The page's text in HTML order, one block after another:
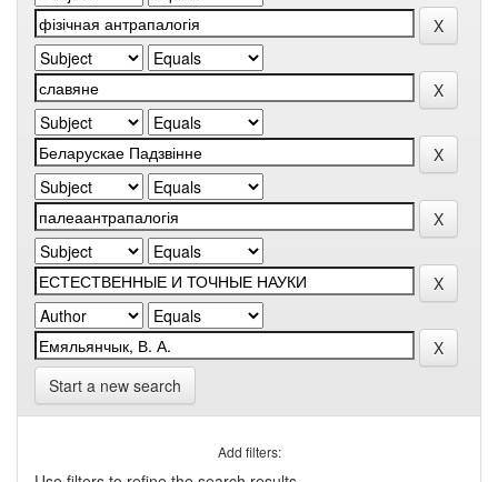
Start a new search
Add filters: